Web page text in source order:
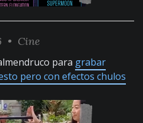
• Cine
para grabar
pero con efectos chulos